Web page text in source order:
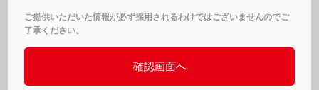
ご提供いただいた情報が必ず採用されるわけではございませんのでご
了承ください。